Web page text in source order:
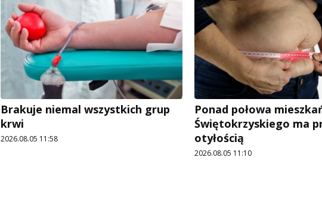
Brakuje niemal wszystkich grup
krwi
2026.08.05 11:58
Ponad połowa
Świętokrzyskiego ma
otyłością
2026.08.05 11:10